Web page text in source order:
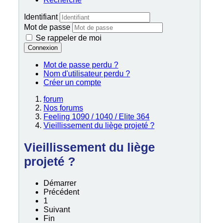
Identifiant
Mot de passe
Se rappeler de moi
Connexion
Mot de passe perdu ?
Nom d'utilisateur perdu ?
Créer un compte
forum
Nos forums
Feeling 1090 / 1040 / Elite 364
Vieillissement du liège projeté ?
Vieillissement du liège
projeté ?
Démarrer
Précédent
1
Suivant
Fin